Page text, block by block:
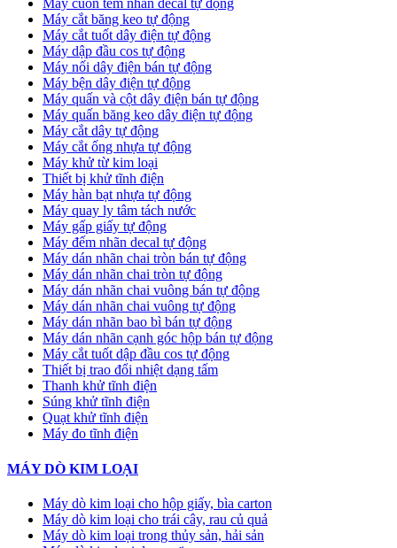
Máy cuốn tem nhãn decal tự động
Máy cắt băng keo tự động
Máy cắt tuốt dây điện tự động
Máy dập đầu cos tự động
Máy nối dây điện bán tự động
Máy bện dây điện tự động
Máy quấn và cột dây điện bán tự động
Máy quấn băng keo dây điện tự động
Máy cắt dây tự động
Máy cắt ống nhựa tự động
Máy khử từ kim loại
Thiết bị khử tĩnh điện
Máy hàn bạt nhựa tự động
Máy quay ly tâm tách nước
Máy gấp giấy tự động
Máy đếm nhãn decal tự động
Máy dán nhãn chai tròn bán tự động
Máy dán nhãn chai tròn tự động
Máy dán nhãn chai vuông bán tự động
Máy dán nhãn chai vuông tự động
Máy dán nhãn bao bì bán tự động
Máy dán nhãn cạnh góc hộp bán tự động
Máy cắt tuốt dập đầu cos tự động
Thiết bị trao đổi nhiệt dạng tấm
Thanh khử tĩnh điện
Súng khử tĩnh điện
Quạt khử tĩnh điện
Máy đo tĩnh điện
MÁY DÒ KIM LOẠI
Máy dò kim loại cho hộp giấy, bìa carton
Máy dò kim loại cho trái cây, rau củ quả
Máy dò kim loại trong thủy sản, hải sản